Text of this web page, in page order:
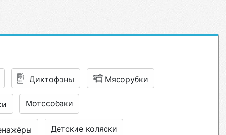
Диктофоны Мясорубки
Мотособаки
Детские коляски